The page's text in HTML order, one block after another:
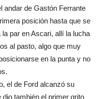
andar de Gastón Ferrante
posición hasta que se
par en Ascari, allí la lucha
al pasto, algo que muy
en la punta y no
el de Ford alcanzó su
también el primer grito